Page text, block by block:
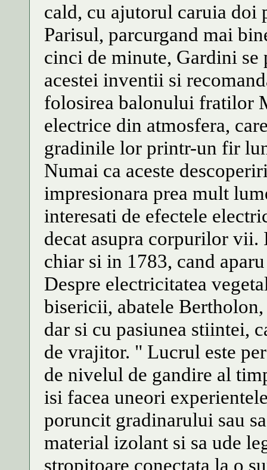
cald, cu ajutorul caruia doi
Parisul, parcurgand mai
cinci de minute, Gardini se
acestei inventii si
folosirea balonului fratilor
electrice din atmosfera,
gradinile lor printr-un fir
Numai ca aceste
impresionara prea mult
interesati de efectele
decat asupra corpurilor
chiar si in 1783, cand
Despre electricitatea
bisericii, abatele
dar si cu pasiunea stiintei,
de vrajitor. " Lucrul este
de nivelul de gandire al
isi facea uneori
poruncit gradinarului sau
material izolant si sa ude
stropitoare conectata la o